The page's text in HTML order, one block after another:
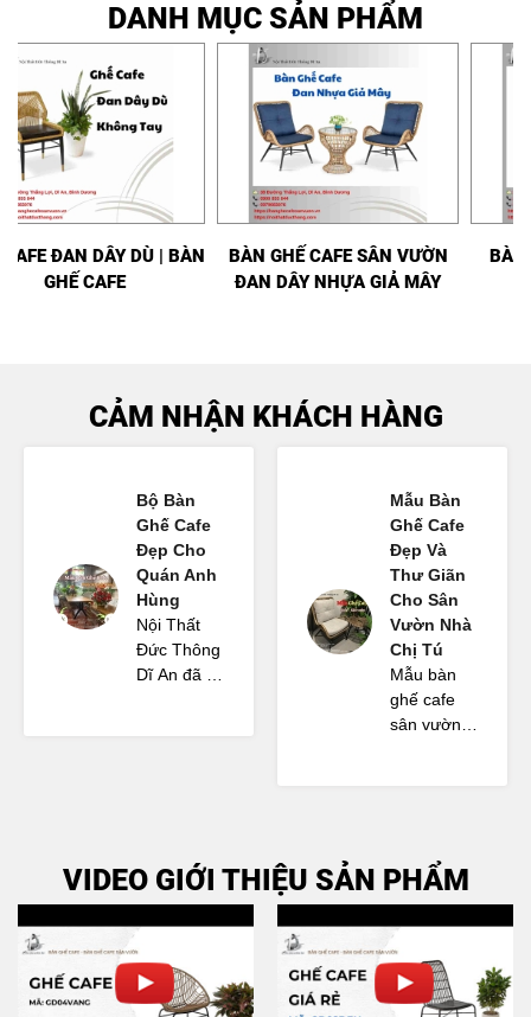
DANH MỤC SẢN PHẨM
GHẾ CAFE ĐAN DÂY DÙ | BÀN
GHẾ CAFE
BÀN GHẾ CAFE SÂN VƯỜN
ĐAN DÂY NHỰA GIẢ MÂY
CẢM NHẬN KHÁCH HÀNG
Bộ Bàn
Ghế Cafe
Đẹp Cho
Quán Anh
Hùng
Nội Thất
Đức Thông
Dĩ An đã tư
rất vừa ý,
với không
gian.
Mẫu Bàn
Ghế Cafe
Đẹp Và
Thư Giãn
Cho Sân
Vườn Nhà
Chị Tú
Mẫu bàn
ghế cafe
sân vườn
Cảm ơn đội
viên đã
nhiệt tình
hỗ trợ.
VIDEO GIỚI THIỆU SẢN PHẨM